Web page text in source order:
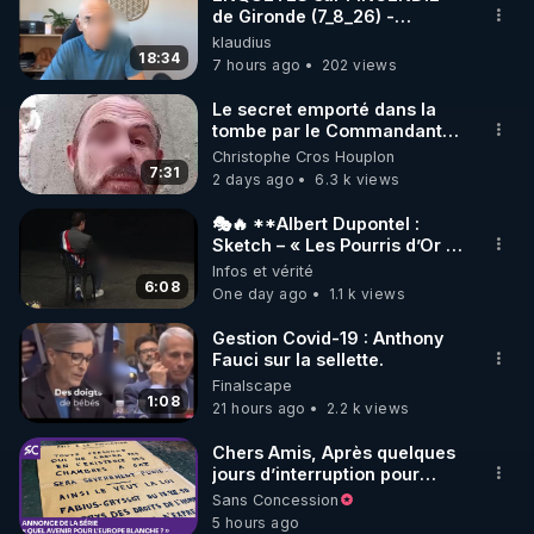
🌱 INSTAGRAM
https://www.instagram.com/rdlr_thierrycasasnovas/
http://rgnr.li/instagram
🌱 LA NEWSLETTER
Pour ne pas rater l’actualité RGNR (stages,
http://rgnr.li/news
🌱 VIDÉOS NON CENSURÉES SUR ODYSEE
Toutes les vidéos Youtube sont aussi sur la
http://rgnr.li/odysee
🌱 LES STAGES EN PRÉSENTIEL
http://rgnr.li/stages
18:34
de Gironde (7_8_26) -
Philippe WEBER
klaudius
7 hours ago
202 views
7:31
Le secret emporté dans la
tombe par le Commandant
Cousteau le 25 juin 1997
Christophe Cros Houplon
2 days ago
6.3 k views
6:08
🎭🔥 **Albert Dupontel :
Sketch – « Les Pourris d’Or »
🏆💰**
Infos et vérité
One day ago
1.1 k views
1:08
Gestion Covid-19 : Anthony
Fauci sur la sellette.
Finalscape
21 hours ago
2.2 k views
Chers Amis, Après quelques
jours d’interruption pour
clarifier ma position
concernant le nombre de
Sans Concession
5 hours ago